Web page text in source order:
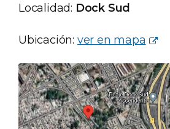
Localidad: Dock Sud
Ubicación: ver en mapa